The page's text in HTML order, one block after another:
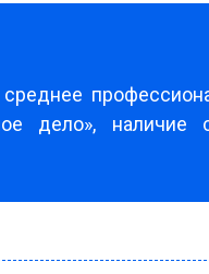
дело», наличие